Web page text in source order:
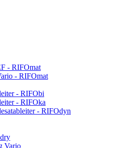
- RIFOmat
- RIFOmat
- RIFObi
- RIFOka
- RIFOdyn
Vario